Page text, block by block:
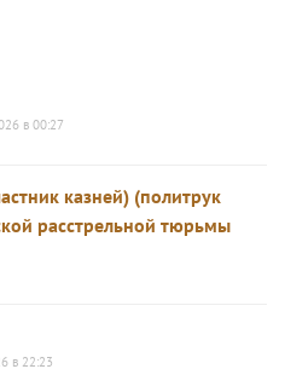
в 00:27
казней) (политрук
расстрельной тюрьмы
в 22:23